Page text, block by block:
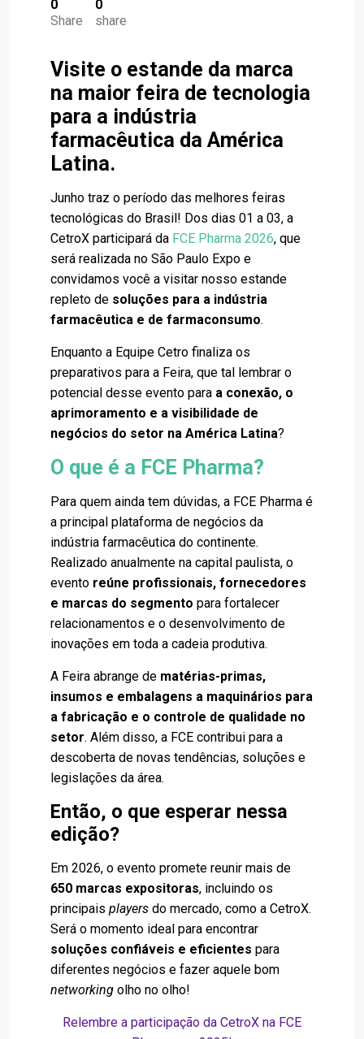
0
Share
0
share
Visite o estande da marca
na maior feira de tecnologia
para a indústria
farmacêutica da América
Latina.
Junho traz o período das melhores feiras
tecnológicas do Brasil! Dos dias 01 a 03, a
CetroX participará da FCE Pharma 2026, que
será realizada no São Paulo Expo e
convidamos você a visitar nosso estande
repleto de soluções para a indústria
farmacêutica e de farmaconsumo.
Enquanto a Equipe Cetro finaliza os
preparativos para a Feira, que tal lembrar o
potencial desse evento para a conexão, o
aprimoramento e a visibilidade de
negócios do setor na América Latina?
O que é a FCE Pharma?
Para quem ainda tem dúvidas, a FCE Pharma é
a principal plataforma de negócios da
indústria farmacêutica do continente.
Realizado anualmente na capital paulista, o
evento reúne profissionais, fornecedores
e marcas do segmento para fortalecer
relacionamentos e o desenvolvimento de
inovações em toda a cadeia produtiva.
A Feira abrange de matérias-primas,
insumos e embalagens a maquinários para
a fabricação e o controle de qualidade no
setor. Além disso, a FCE contribui para a
descoberta de novas tendências, soluções e
legislações da área.
Então, o que esperar nessa
edição?
Em 2026, o evento promete reunir mais de
650 marcas expositoras, incluindo os
principais players do mercado, como a CetroX.
Será o momento ideal para encontrar
soluções confiáveis e eficientes para
diferentes negócios e fazer aquele bom
networking olho no olho!
Relembre a participação da CetroX na FCE